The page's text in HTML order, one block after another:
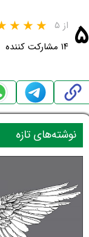
۵ از ۵
۱۴ مشارکت کننده
نوشته‌های تازه